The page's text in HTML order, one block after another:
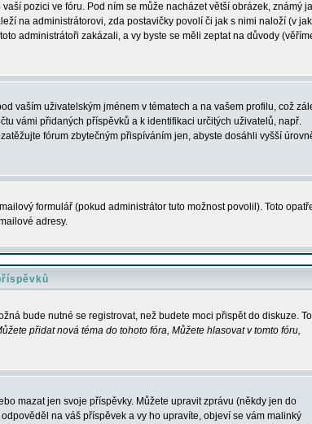
pozici ve fóru. Pod ním se může nacházet větší obrázek, známý
na administrátorovi, zda postavičky povolí či jak s nimi naloží (v
administrátoři zakázali, a vy byste se měli zeptat na důvody
vaším uživatelským jménem v tématech a na vašem profilu, což
vámi přidaných příspěvků a k identifikaci určitých uživatelů, např.
fórum zbytečným přispíváním jen, abyste dosáhli vyšší
formulář (pokud administrátor tuto možnost povolil). Toto
adresy.
bude nutné se registrovat, než budete moci přispět do diskuze.
přidat nová téma do tohoto fóra, Můžete hlasovat v tomto fóru,
mazat jen svoje příspěvky. Můžete upravit zprávu (někdy jen do
na váš příspěvek a vy ho upravíte, objeví se vám malinký